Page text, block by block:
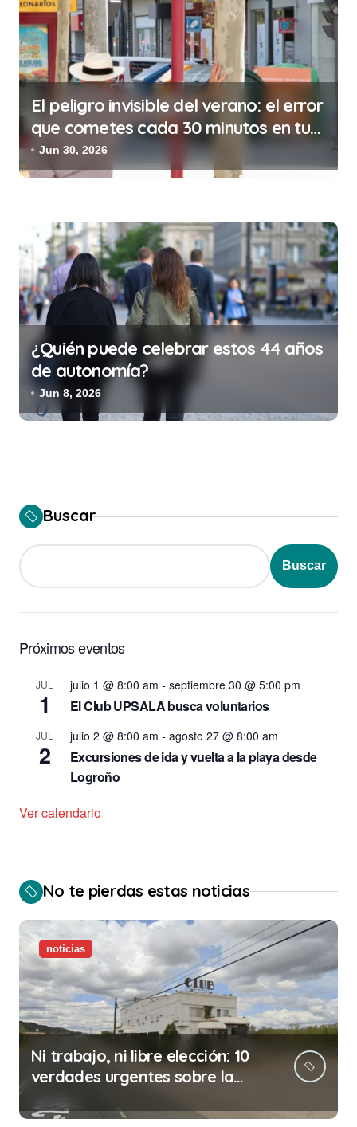
s
El peligro invisible del verano: el error
que cometes cada 30 minutos en tu
trabajo (y la ilegalidad que te puede
costar la vida)
Jun 30, 2026
¿Quién puede celebrar estos 44 años
de autonomía?
Jun 8, 2026
Buscar
Buscar
Próximos eventos
JUL
1
julio 1 @ 8:00 am - septiembre 30 @ 5:00 pm
El Club UPSALA busca voluntarios
JUL
2
julio 2 @ 8:00 am - agosto 27 @ 8:00 am
Excursiones de ida y vuelta a la playa desde
Logroño
Ver calendario
No te pierdas estas noticias
noticias
Ni trabajo, ni libre elección: 10
verdades urgentes sobre la